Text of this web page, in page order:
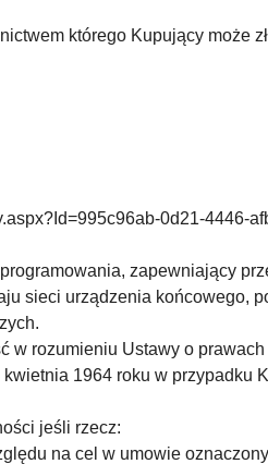
którego Kupujący może
0d21-4446-
zapewniający
sieci urządzenia końcowego,
rozumieniu Ustawy o
1964 roku w przypadku
jeśli rzecz:
na cel w umowie